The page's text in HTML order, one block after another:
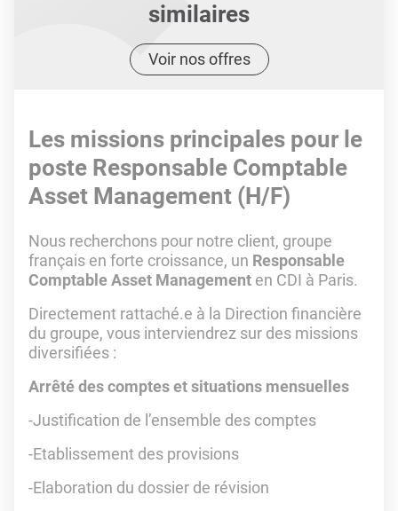
similaires
Voir nos offres
Les missions principales pour le
poste Responsable Comptable
Asset Management (H/F)
Nous recherchons pour notre client, groupe
français en forte croissance, un Responsable
Comptable Asset Management en CDI à Paris.
Directement rattaché.e à la Direction financière
du groupe, vous interviendrez sur des missions
diversifiées :
Arrêté des comptes et situations mensuelles
-Justification de l’ensemble des comptes
-Etablissement des provisions
-Elaboration du dossier de révision